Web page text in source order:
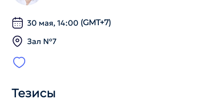
30 мая, 14:00 (GMT+7)
Зал №7
Тезисы